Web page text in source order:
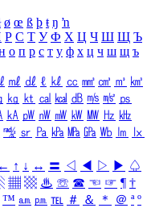
ø œ ß þ ŧ ŋ ŉ
Р С Т У Ф Х Ц Ч Ш Щ Ъ
о п р с т у ф х ц ч ш щ ъ
㎖ ㎗ ℓ ㎘ ㏄ ㎣ ㎤ ㎥ ㎦
㎏ ㏏ ㎈ ㎉ ㏈ ㎧ ㎨ ㎰
㎄ ㎺ ㎻ ㎽ ㎾ ㎿ ㎐ ㎑
㎯ ㏛ ㎩ ㎪ ㎫ ㎬ ㏝ ㏐
㏓
← ↑ ↓ ↔ 〓 ◁ ◀ ▷ ▶ ♤
▦ ▩ ♨ ☏ ☎ ☜ ☞ ¶ †
™ ㏂ ㏘ ℡ ＃ ＆ ＊ ＠ ª º